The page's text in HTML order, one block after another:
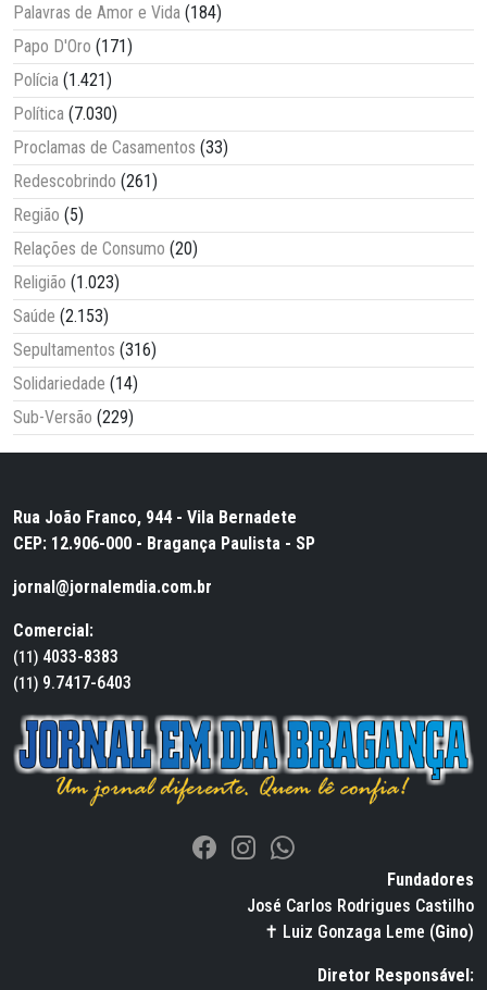
Palavras de Amor e Vida (184)
Papo D'Oro (171)
Polícia (1.421)
Política (7.030)
Proclamas de Casamentos (33)
Redescobrindo (261)
Região (5)
Relações de Consumo (20)
Religião (1.023)
Saúde (2.153)
Sepultamentos (316)
Solidariedade (14)
Sub-Versão (229)
Rua João Franco, 944 - Vila Bernadete
CEP: 12.906-000 - Bragança Paulista - SP
jornal@jornalemdia.com.br
Comercial:
(11) 4033-8383
(11) 9.7417-6403
Fundadores
José Carlos Rodrigues Castilho
✝ Luiz Gonzaga Leme (Gino)
Diretor Responsável: